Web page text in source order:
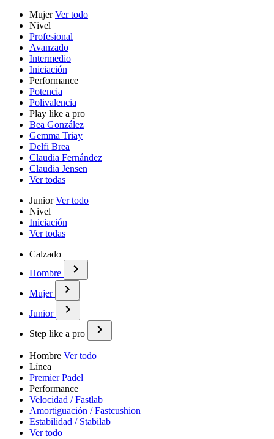
MujerVer todo
Nivel
Profesional
Avanzado
Intermedio
Iniciación
Performance
Potencia
Polivalencia
Play like a pro
Bea González
Gemma Triay
Delfi Brea
Claudia Fernández
Claudia Jensen
Ver todas
JuniorVer todo
Nivel
Iniciación
Ver todas
Calzado
Hombre
Mujer
Junior
Step like a pro
Hombre Ver todo
Línea
Premier Padel
Performance
Velocidad / Fastlab
Amortiguación / Fastcushion
Estabilidad / Stabilab
Ver todo